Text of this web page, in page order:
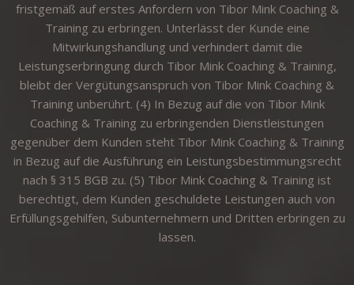
fristgemäß auf erstes Anfordern von Tibor Mink Coaching &
Training zu erbringen. Unterlässt der Kunde eine
Mitwirkungshandlung und verhindert damit die
Leistungserbringung durch Tibor Mink Coaching & Training,
bleibt der Vergütungsanspruch von Tibor Mink Coaching &
Training unberührt. (4) In Bezug auf die von Tibor Mink
Coaching & Training zu erbringenden Dienstleistungen
gegenüber dem Kunden steht Tibor Mink Coaching & Training
in Bezug auf die Ausführung ein Leistungsbestimmungsrecht
nach § 315 BGB zu. (5) Tibor Mink Coaching & Training ist
berechtigt, dem Kunden geschuldete Leistungen auch von
Erfüllungsgehilfen, Subunternehmern und Dritten erbringen zu
lassen.